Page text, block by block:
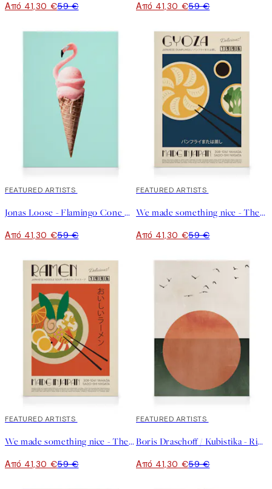
Από 41,30 €59 € Από 41,30 €59 €
30%*
FEATURED ARTISTS
Jonas Loose - Flamingo Cone Καμβάς
Από 41,30 €59 €
30%*
FEATURED ARTISTS
We made something nice - The Gyoza Καμβά
Από 41,30 €59 €
30%*
FEATURED ARTISTS
We made something nice - The Ramen Καμβά
Από 41,30 €59 €
30%*
FEATURED ARTISTS
Boris Draschoff / Kubistika - Rising Καμβάς
Από 41,30 €59 €